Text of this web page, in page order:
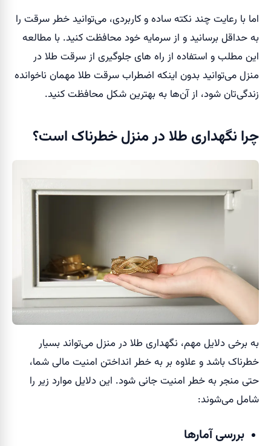
اما با رعایت چند نکته ساده و کاربردی، می‌توانید خطر سرقت را
به حداقل برسانید و از سرمایه خود محافظت کنید. با مطالعه
این مطلب و استفاده از راه های جلوگیری از سرقت طلا در
منزل می‌توانید بدون اینکه اضطراب سرقت طلا مهمان ناخوانده
زندگی‌تان شود، از آن‌ها به بهترین شکل محافظت کنید.
چرا نگهداری طلا در منزل خطرناک است؟
به برخی دلایل مهم، نگهداری طلا در منزل می‌تواند بسیار
خطرناک باشد و علاوه بر به خطر انداختن امنیت مالی شما،
حتی منجر به خطر امنیت جانی شود. این دلایل موارد زیر را
شامل می‌شوند:
بررسی آمارها